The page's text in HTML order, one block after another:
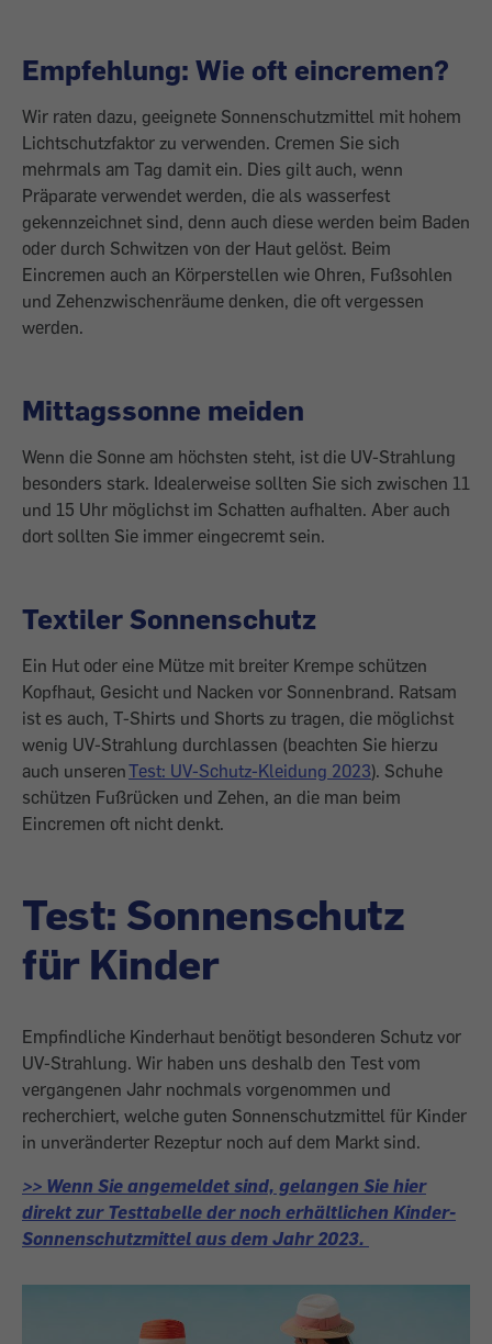
Empfehlung: Wie oft eincremen?
Wir raten dazu, geeignete Sonnenschutzmittel mit hohem
Lichtschutzfaktor zu verwenden. Cremen Sie sich
mehrmals am Tag damit ein. Dies gilt auch, wenn
Präparate verwendet werden, die als wasserfest
gekennzeichnet sind, denn auch diese werden beim Baden
oder durch Schwitzen von der Haut gelöst. Beim
Eincremen auch an Körperstellen wie Ohren, Fußsohlen
und Zehenzwischenräume denken, die oft vergessen
werden.
Mittagssonne meiden
Wenn die Sonne am höchsten steht, ist die UV-Strahlung
besonders stark. Idealerweise sollten Sie sich zwischen 11
und 15 Uhr möglichst im Schatten aufhalten. Aber auch
dort sollten Sie immer eingecremt sein.
Textiler Sonnenschutz
Ein Hut oder eine Mütze mit breiter Krempe schützen
Kopfhaut, Gesicht und Nacken vor Sonnenbrand. Ratsam
ist es auch, T-Shirts und Shorts zu tragen, die möglichst
wenig UV-Strahlung durchlassen (beachten Sie hierzu
auch unserenTest: UV-Schutz-Kleidung 2023). Schuhe
schützen Fußrücken und Zehen, an die man beim
Eincremen oft nicht denkt.
Test: Sonnenschutz
für Kinder
Empfindliche Kinderhaut benötigt besonderen Schutz vor
UV-Strahlung. Wir haben uns deshalb den Test vom
vergangenen Jahr nochmals vorgenommen und
recherchiert, welche guten Sonnenschutzmittel für Kinder
in unveränderter Rezeptur noch auf dem Markt sind.
>> Wenn Sie angemeldet sind, gelangen Sie hier
direkt zur Testtabelle der noch erhältlichen Kinder-
Sonnenschutzmittel aus dem Jahr 2023.